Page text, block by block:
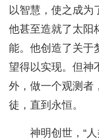
以智慧，使之成为
他甚至造就了太阳
能。他创造了关于
望得以实现。但神
外，做一个观测者
徒，直到永恒。
神明创世，“